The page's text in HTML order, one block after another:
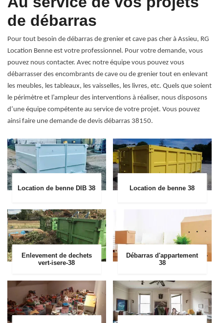
de débarras
Pour tout besoin de débarras de grenier et cave pas cher à Assieu, RG
Location Benne est votre professionnel. Pour votre demande, vous
pouvez nous contacter. Avec notre équipe vous pouvez vous
débarrasser des encombrants de cave ou de grenier tout en enlevant
les meubles, les tableaux, les vaisselles, les livres, etc. Quels que soient
le périmètre et l’ampleur des interventions à réaliser, nous disposons
d’une équipe compétente au service de votre projet. Vous pouvez
ainsi faire une demande de devis débarras 38150.
Location de benne DIB 38 Location de benne 38
Enlevement de dechets
vert-isere-38
Débarras d'appartement
38